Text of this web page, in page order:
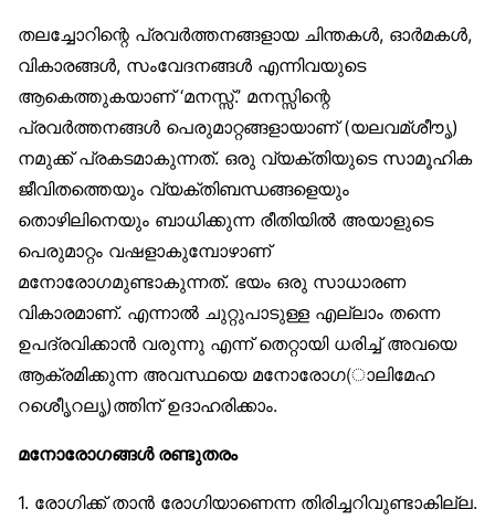
തലച്ചോറിന്റെ പ്രവർത്തനങ്ങളായ ചിന്തകൾ, ഓർമകൾ,
വികാരങ്ങൾ, സംവേദനങ്ങൾ എന്നിവയുടെ
ആകെത്തുകയാണ് ‘മനസ്സ്.’ മനസ്സിന്റെ
പ്രവർത്തനങ്ങൾ പെരുമാറ്റങ്ങളായാണ് (യലവമ്ശീൗൃ)
നമുക്ക് പ്രകടമാകുന്നത്. ഒരു വ്യക്തിയുടെ സാമൂഹിക
ജീവിതത്തെയും വ്യക്തിബന്ധങ്ങളെയും
തൊഴിലിനെയും ബാധിക്കുന്ന രീതിയിൽ അയാളുടെ
പെരുമാറ്റം വഷളാകുമ്പോഴാണ്
മനോരോഗമുണ്ടാകുന്നത്. ഭയം ഒരു സാധാരണ
വികാരമാണ്. എന്നാൽ ചുറ്റുപാടുള്ള എല്ലാം തന്നെ
ഉപദ്രവിക്കാൻ വരുന്നു എന്ന് തെറ്റായി ധരിച്ച് അവയെ
ആക്രമിക്കുന്ന അവസ്ഥയെ മനോരോഗ(ാലിമേഹ
റശീെൃറലൃ)ത്തിന് ഉദാഹരിക്കാം.
മനോരോഗങ്ങൾ രണ്ടുതരം
1. രോഗിക്ക് താൻ രോഗിയാണെന്ന തിരിച്ചറിവുണ്ടാകില്ല.